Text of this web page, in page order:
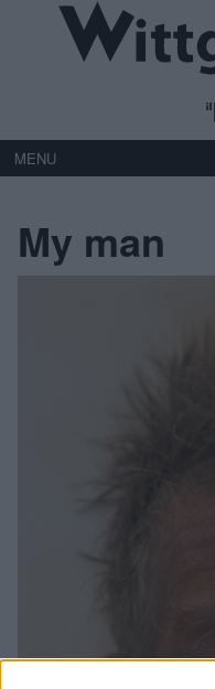
MENU
My man